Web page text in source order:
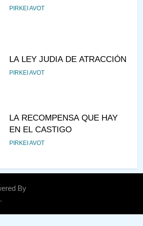
PIRKEI AVOT
LA LEY JUDIA DE ATRACCIÓN
PIRKEI AVOT
LA RECOMPENSA QUE HAY
EN EL CASTIGO
PIRKEI AVOT
¿DE DÓNDE VIENES?
By
.